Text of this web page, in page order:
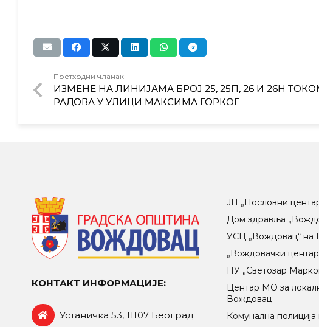
Претходни чланак
ИЗМЕНЕ НА ЛИНИЈАМА БРОЈ 25, 25П, 26 И 26Н
РАДОВА У УЛИЦИ МАКСИМА ГОРКОГ
КОНТАКТ ИНФОРМАЦИЈЕ:
Устаничка 53, 11107 Београд
ЈП „Пословни
Дом здравља
УСЦ „Вождовац“ на
„Вождовачки
НУ „Светозар
Центар МO за
Вождовац
Комунална